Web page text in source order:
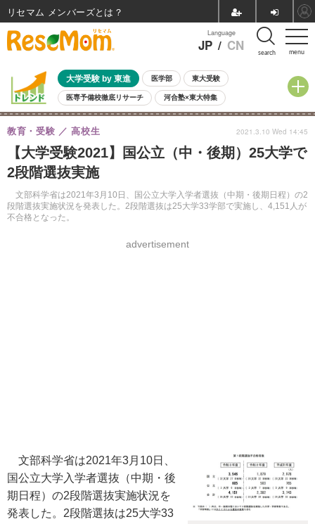
menu
Language
JP / CN search
大学受験 by 東進 医学部 東大受験
医専予備校徹底リサーチ 河合塾×東大特集
親子で考える大学選び 高校受験 中学受験 小学校受験
共通テスト 夏休み
8月開催イベント・WS 全国公立高校 過去問 人気記事
自由研究教材（小学生向け）
【大学受験2021】国公立（中・後期）25大学で
2段階選抜実施
文部科学省は2021年3月10日、国公立大学入学者選抜（中期・後期日程）の2
段階選抜実施状況を発表した。2段階選抜は25大学33学部で実施し、4,151人が
不合格となった。
教育・受験 高校生
advertisement
2021.3.10 Wed 14:45
文部科学省は2021年3月10日、
国公立大学入学者選抜（中期・後
期日程）の2段階選抜実施状況を
発表した。2段階選抜は25大学33
リセマム メンバーズ